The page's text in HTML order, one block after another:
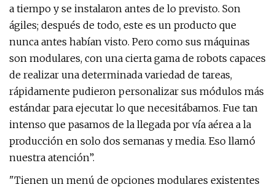
a tiempo y se instalaron antes de lo previsto. Son
ágiles; después de todo, este es un producto que
nunca antes habían visto. Pero como sus máquinas
son modulares, con una cierta gama de robots capaces
de realizar una determinada variedad de tareas,
rápidamente pudieron personalizar sus módulos más
estándar para ejecutar lo que necesitábamos. Fue tan
intenso que pasamos de la llegada por vía aérea a la
producción en solo dos semanas y media. Eso llamó
nuestra atención”.
"Tienen un menú de opciones modulares existentes